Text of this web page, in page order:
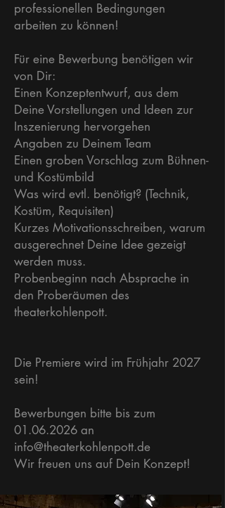
professionellen Bedingungen
arbeiten zu können!
Für eine Bewerbung benötigen wir
von Dir:
Einen Konzeptentwurf, aus dem
Deine Vorstellungen und Ideen zur
Inszenierung hervorgehen
Angaben zu Deinem Team
Einen groben Vorschlag zum Bühnen-
und Kostümbild
Was wird evtl. benötigt? (Technik,
Kostüm, Requisiten)
Kurzes Motivationsschreiben, warum
ausgerechnet Deine Idee gezeigt
werden muss.
Probenbeginn nach Absprache in
den Proberäumen des
theaterkohlenpott.
Die Premiere wird im Frühjahr 2027
sein!
Bewerbungen bitte bis zum
01.06.2026 an
info@theaterkohlenpott.de
Wir freuen uns auf Dein Konzept!